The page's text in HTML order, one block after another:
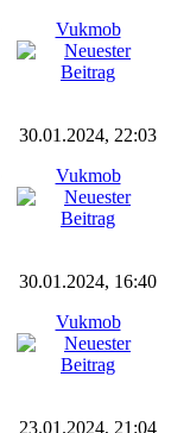
Vukmob
30.01.2024, 22:03
Vukmob
30.01.2024, 16:40
Vukmob
23.01.2024, 21:04